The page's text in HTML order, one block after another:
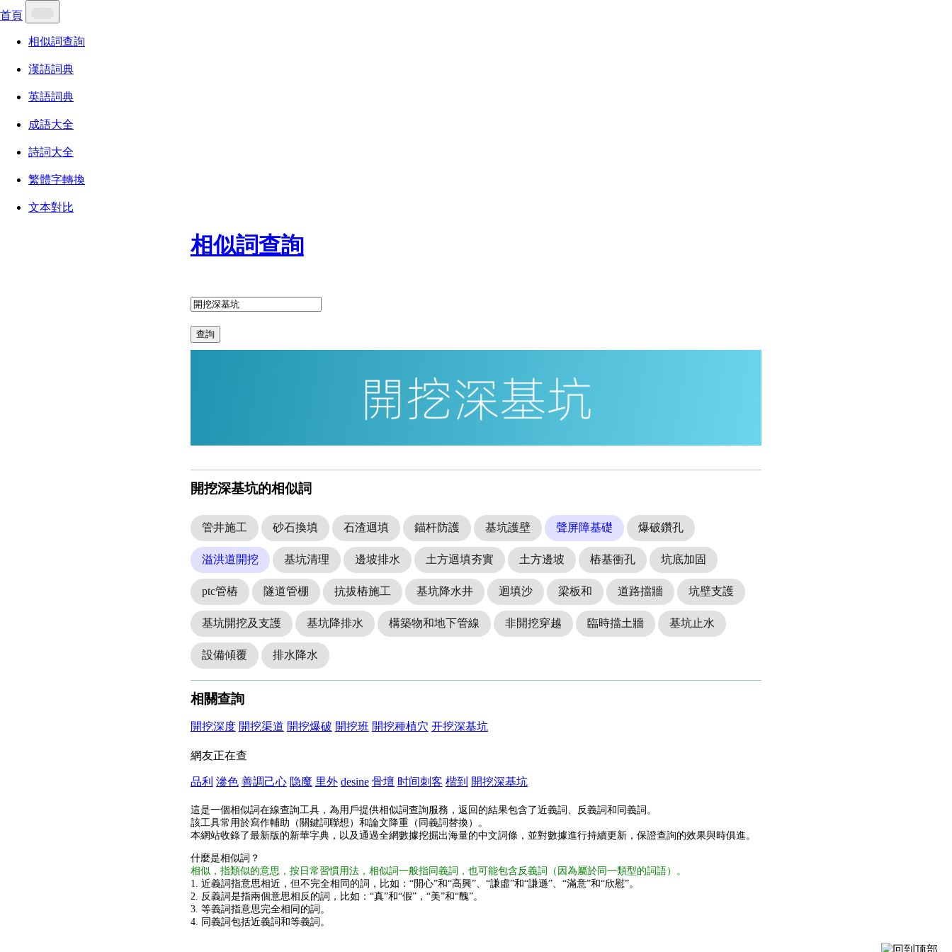
首頁
相似詞查詢
漢語詞典
英語詞典
成語大全
詩詞大全
繁體字轉換
文本對比
相似詞查詢
查詢
開挖深基坑的相似詞
管井施工 砂石換填 石渣迴填 錨杆防護 基坑護壁 聲屏障基礎 爆破鑽孔
溢洪道開挖 基坑清理 邊坡排水 土方迴填夯實 土方邊坡 樁基衝孔 坑底加固
ptc管樁 隧道管棚 抗拔樁施工 基坑降水井 迴填沙 梁板和 道路擋牆 坑壁支護
基坑開挖及支護 基坑降排水 構築物和地下管線 非開挖穿越 臨時擋土牆 基坑止水
設備傾覆 排水降水
相關查詢
開挖深度 開挖渠道 開挖爆破 開挖班 開挖種植穴 开挖深基坑
網友正在查
品利 滲色 善調己心 隐魔 里外 desine 骨壇 时间刺客 楷到 開挖深基坑
這是一個相似詞在線查詢工具，為用戶提供相似詞查詢服務，返回的結果包含了近義詞、反義詞和同義詞。
該工具常用於寫作輔助（關鍵詞聯想）和論文降重（同義詞替換）。
本網站收錄了最新版的新華字典，以及通過全網數據挖掘出海量的中文詞條，並對數據進行持續更新，保證查詢的效果與時俱進。
什麼是相似詞？
相似，指類似的意思，按日常習慣用法，相似詞一般指同義詞，也可能包含反義詞（因為屬於同一類型的詞語）。
1. 近義詞指意思相近，但不完全相同的詞，比如：“開心”和“高興”、“謙虛”和“謙遜”、“滿意”和“欣慰”。
2. 反義詞是指兩個意思相反的詞，比如：“真”和“假”，“美”和“醜”。
3. 等義詞指意思完全相同的詞。
4. 同義詞包括近義詞和等義詞。